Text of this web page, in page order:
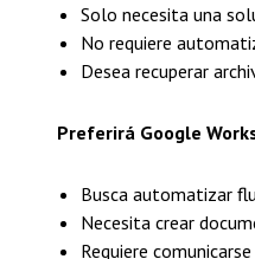
Solo necesita una
No requiere
Desea recuperar
Preferirá Google
Busca automatizar
Necesita crear
Requiere